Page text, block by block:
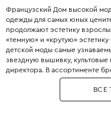
Французский Дом высокой
одежды для самых юных
продолжают эстетику
«темную» и «крутую»
детской моды самые
звездную вышивку,
директора. В ассортименте
трикотажные вещи,
куртки-бомберы. Все изделия
высококачественных
ВСЕ